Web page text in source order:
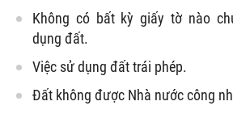
Không có bất kỳ giấy tờ nào
dụng đất.
Việc sử dụng đất trái phép.
Đất không được Nhà nước công